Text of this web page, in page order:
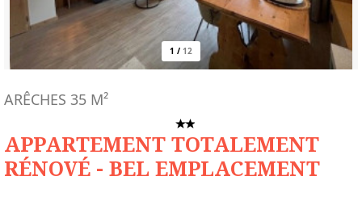
1 / 12
APPARTEMENT TOTALEMENT
RÉNOVÉ - BEL EMPLACEMENT
ARÊCHES 35 M²